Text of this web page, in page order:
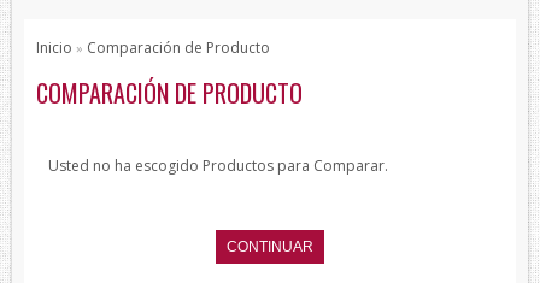
Pajaritas
Todos los Productos
Bisutería
Chales/Foulares Devota&Lomba
Inicio » Comparación de Producto
COMPARACIÓN DE PRODUCTO
Usted no ha escogido Productos para Comparar.
CONTINUAR